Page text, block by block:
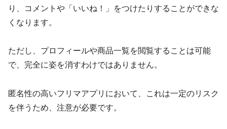
り、コメントや「いいね！」をつけたりすることができな
くなります。
ただし、プロフィールや商品一覧を閲覧することは可能
で、完全に姿を消すわけではありません。
匿名性の高いフリマアプリにおいて、これは一定のリスク
を伴うため、注意が必要です。